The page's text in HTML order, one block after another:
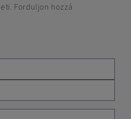
Forduljon hozzá